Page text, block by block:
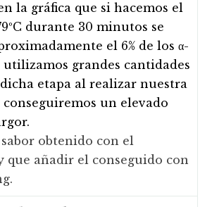
la gráfica que si hacemos el
durante 30 minutos se
el 6% de los α-
utilizamos grandes cantidades
etapa al realizar nuestra
conseguiremos un elevado
obtenido con el
que añadir el conseguido con